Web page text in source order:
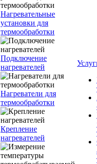
Нагревательные
установки для
термообработки
Подключение
нагревателей
Нагреватели для
термообработки
Крепление
нагревателей